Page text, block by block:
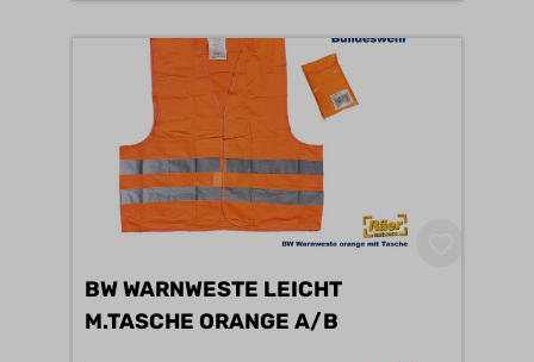
BW WARNWESTE LEICHT
M.TASCHE ORANGE A/B